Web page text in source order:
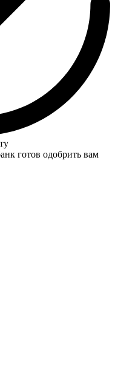
готов одобрить вам